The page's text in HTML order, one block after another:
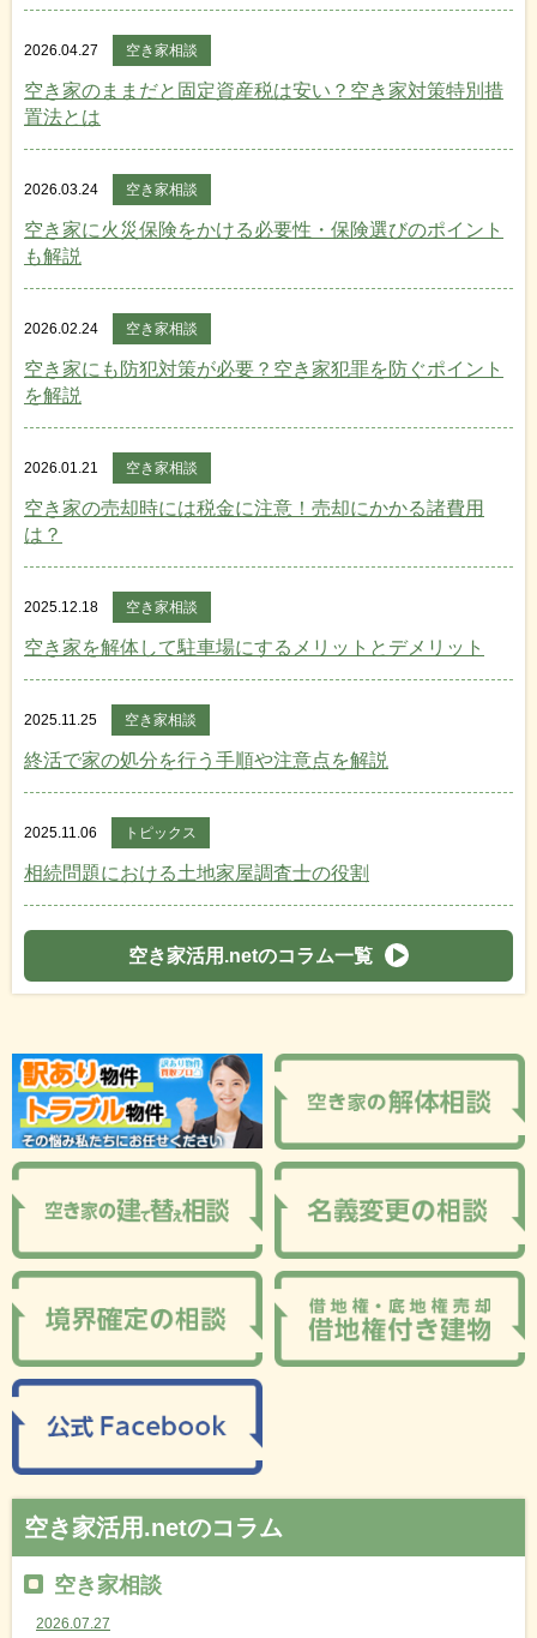
2026.04.27 空き家相談
空き家のままだと固定資産税は安い？空き家対策特別措
置法とは
2026.03.24 空き家相談
空き家に火災保険をかける必要性・保険選びのポイント
も解説
2026.02.24 空き家相談
空き家にも防犯対策が必要？空き家犯罪を防ぐポイント
を解説
2026.01.21 空き家相談
空き家の売却時には税金に注意！売却にかかる諸費用
は？
2025.12.18 空き家相談
空き家を解体して駐車場にするメリットとデメリット
2025.11.25 空き家相談
終活で家の処分を行う手順や注意点を解説
2025.11.06 トピックス
相続問題における土地家屋調査士の役割
空き家活用.netのコラム一覧
空き家活用.netのコラム
空き家相談
2026.07.27